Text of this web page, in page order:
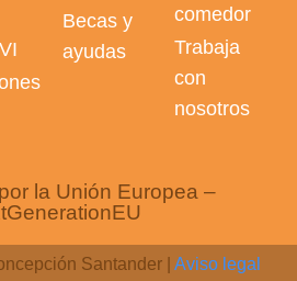
Becas y
ayudas
comedor
Trabaja
con
nosotros
la Unión Europea –
Santander | Aviso legal